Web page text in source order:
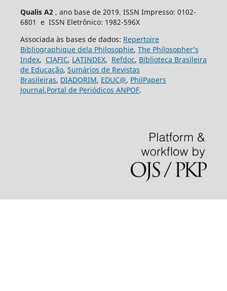
Qualis A2 , ano base de 2019. ISSN Impresso: 0102-
6801 e ISSN Eletrônico: 1982-596X
Associada às bases de dados: Repertoire
Bibliographique dela Philosophie, The Philosopher’s
Index, CIAFIC, LATINDEX, Refdoc, Biblioteca Brasileira
de Educação, Sumários de Revistas
Brasileiras, DIADORIM, EDUC@, PhilPapers
Journal,Portal de Periódicos ANPOF.